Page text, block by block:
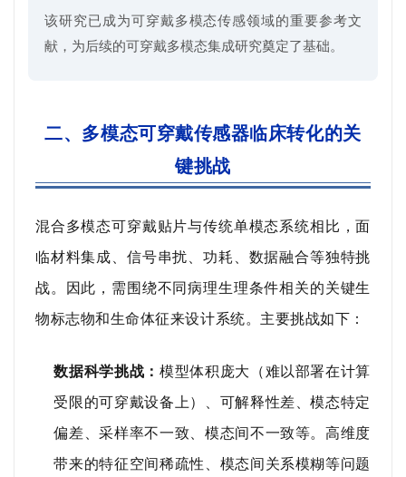
该研究已成为可穿戴多模态传感领域的重要参考文
献，为后续的可穿戴多模态集成研究奠定了基础。
二、多模态可穿戴传感器临床转化的关
键挑战
混合多模态可穿戴贴片与传统单模态系统相比，面
临材料集成、信号串扰、功耗、数据融合等独特挑
战。因此，需围绕不同病理生理条件相关的关键生
物标志物和生命体征来设计系统。主要挑战如下：
数据科学挑战： 模型体积庞大（难以部署在计算
受限的可穿戴设备上）、可解释性差、模态特定
偏差、采样率不一致、模态间不一致等。高维度
带来的特征空间稀疏性、模态间关系模糊等问题